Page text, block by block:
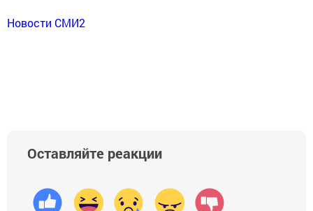
Новости СМИ2
Оставляйте реакции